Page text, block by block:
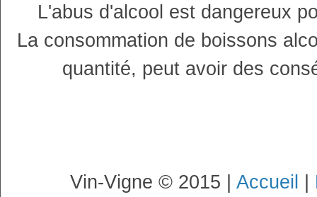
L'abus d'alcool est dangereux
La consommation de boissons
quantité, peut avoir des
Vin-Vigne © 2015 | Accueil